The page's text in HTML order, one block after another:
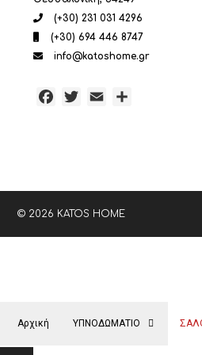
(+30) 231 031 4296
(+30) 694 446 8747
info@katoshome.gr
Facebook
TwitterEmail
© 2026 KATOS HOME
Αρχική ΥΠΝΟΔΩΜΑΤΙΟ